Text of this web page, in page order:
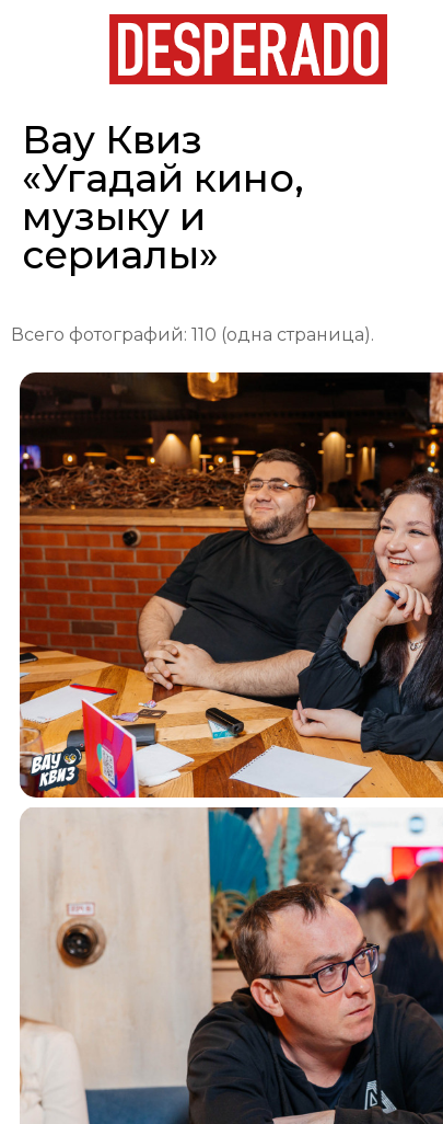
Вау Квиз
«Угадай кино,
музыку и
сериалы»
Всего фотографий: 110 (одна страница).